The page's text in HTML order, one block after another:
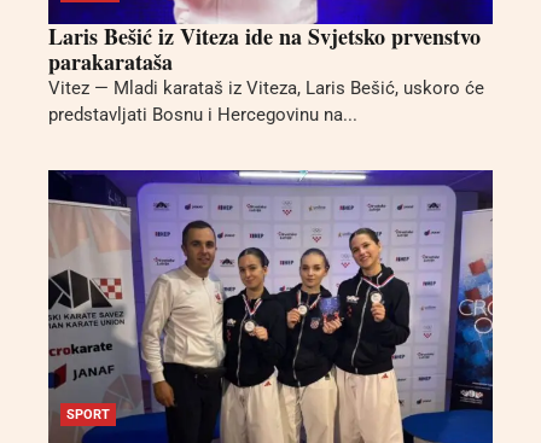
Laris Bešić iz Viteza ide na Svjetsko prvenstvo
parakarataša
Vitez — Mladi karataš iz Viteza, Laris Bešić, uskoro će
predstavljati Bosnu i Hercegovinu na...
SPORT